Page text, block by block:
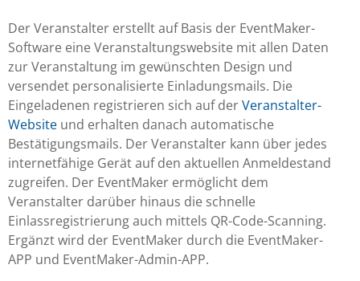
Der Veranstalter erstellt auf Basis der EventMaker-
Software eine Veranstaltungswebsite mit allen Daten
zur Veranstaltung im gewünschten Design und
versendet personalisierte Einladungsmails. Die
Eingeladenen registrieren sich auf derVeranstalter-
Website und erhalten danach automatische
Bestätigungsmails. Der Veranstalter kann über jedes
internetfähige Gerät auf den aktuellen Anmeldestand
zugreifen. Der EventMaker ermöglicht dem
Veranstalter darüber hinaus die schnelle
Einlassregistrierung auch mittels QR-Code-Scanning.
Ergänzt wird der EventMaker durch die EventMaker-
APP und EventMaker-Admin-APP.